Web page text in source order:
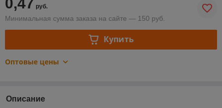
руб.
Минимальная сумма заказа на сайте — 150 руб.
Купить
Оптовые цены
Описание